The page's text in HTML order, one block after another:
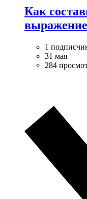
Как
1
31 мая
284